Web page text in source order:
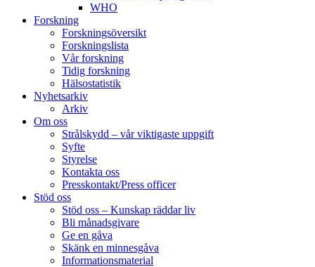
WHO
Forskning
Forskningsöversikt
Forskningslista
Vår forskning
Tidig forskning
Hälsostatistik
Nyhetsarkiv
Arkiv
Om oss
Strålskydd – vår viktigaste uppgift
Syfte
Styrelse
Kontakta oss
Presskontakt/Press officer
Stöd oss
Stöd oss – Kunskap räddar liv
Bli månadsgivare
Ge en gåva
Skänk en minnesgåva
Informationsmaterial